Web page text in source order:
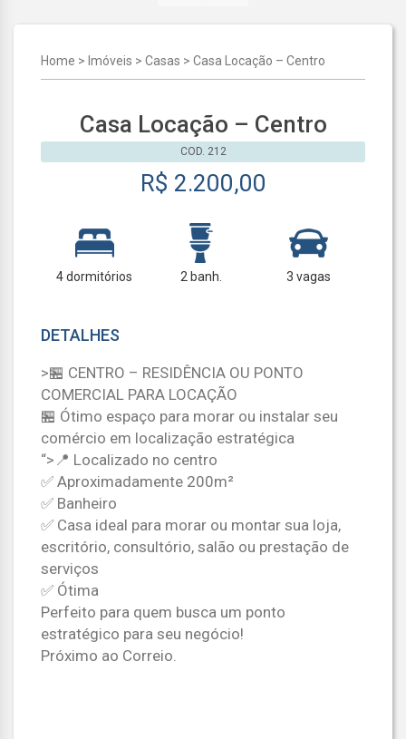
Home > Imóveis > Casas > Casa Locação – Centro
Casa Locação – Centro
COD. 212
R$ 2.200,00
4 dormitórios 2 banh. 3 vagas
DETALHES
>🏪 CENTRO – RESIDÊNCIA OU PONTO
COMERCIAL PARA LOCAÇÃO
🏪 Ótimo espaço para morar ou instalar seu
comércio em localização estratégica
“>📍 Localizado no centro
✅ Aproximadamente 200m²
✅ Banheiro
✅ Casa ideal para morar ou montar sua loja,
escritório, consultório, salão ou prestação de
serviços
✅ Ótima
Perfeito para quem busca um ponto
estratégico para seu negócio!
Próximo ao Correio.